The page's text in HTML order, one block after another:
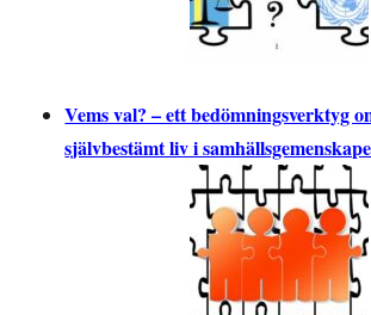
Vems val? – ett bedömningsverktyg
självbestämt liv i